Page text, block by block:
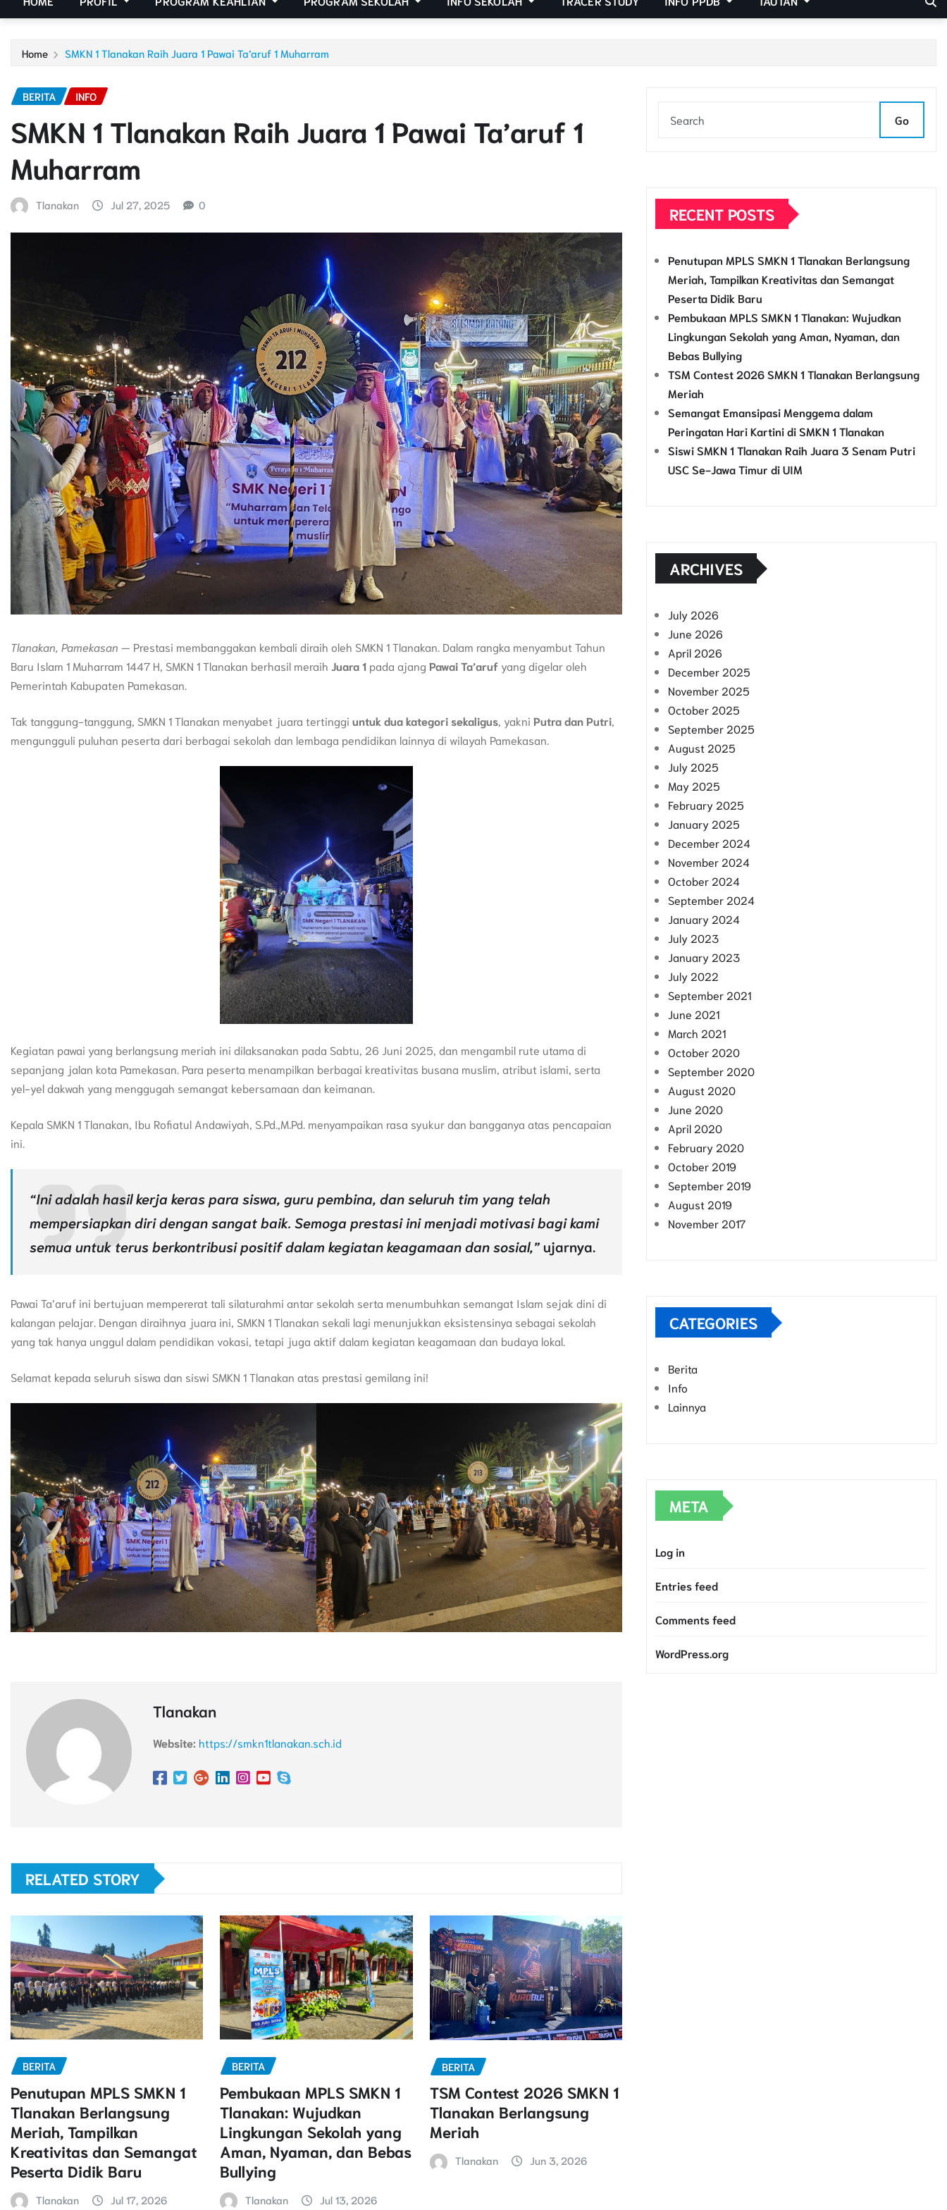
Home SMKN 1 Tlanakan Raih Juara 1 Pawai Ta’aruf 1 Muharram
BERITA INFO
SMKN 1 Tlanakan Raih Juara 1 Pawai Ta’aruf 1
Muharram
Tlanakan Jul 27, 2025 0
Tlanakan, Pamekasan — Prestasi membanggakan kembali diraih oleh SMKN 1 Tlanakan. Dalam rangka menyambut Tahun
Baru Islam 1 Muharram 1447 H, SMKN 1 Tlanakan berhasil meraih Juara 1 pada ajang Pawai Ta’aruf yang digelar oleh
Pemerintah Kabupaten Pamekasan.
Tak tanggung-tanggung, SMKN 1 Tlanakan menyabet juara tertinggi untuk dua kategori sekaligus, yakni Putra dan Putri,
mengungguli puluhan peserta dari berbagai sekolah dan lembaga pendidikan lainnya di wilayah Pamekasan.
Kegiatan pawai yang berlangsung meriah ini dilaksanakan pada Sabtu, 26 Juni 2025, dan mengambil rute utama di
sepanjang jalan kota Pamekasan. Para peserta menampilkan berbagai kreativitas busana muslim, atribut islami, serta
yel-yel dakwah yang menggugah semangat kebersamaan dan keimanan.
Kepala SMKN 1 Tlanakan, Ibu Rofiatul Andawiyah, S.Pd.,M.Pd. menyampaikan rasa syukur dan bangganya atas pencapaian
ini.
“Ini adalah hasil kerja keras para siswa, guru pembina, dan seluruh tim yang telah
mempersiapkan diri dengan sangat baik. Semoga prestasi ini menjadi motivasi bagi kami
semua untuk terus berkontribusi positif dalam kegiatan keagamaan dan sosial,” ujarnya.
Pawai Ta’aruf ini bertujuan mempererat tali silaturahmi antar sekolah serta menumbuhkan semangat Islam sejak dini di
kalangan pelajar. Dengan diraihnya juara ini, SMKN 1 Tlanakan sekali lagi menunjukkan eksistensinya sebagai sekolah
yang tak hanya unggul dalam pendidikan vokasi, tetapi juga aktif dalam kegiatan keagamaan dan budaya lokal.
Selamat kepada seluruh siswa dan siswi SMKN 1 Tlanakan atas prestasi gemilang ini!
Tlanakan
Website: https://smkn1tlanakan.sch.id
RELATED STORY
BERITA
Penutupan MPLS SMKN 1
Tlanakan Berlangsung
Meriah, Tampilkan
Kreativitas dan Semangat
Peserta Didik Baru
Tlanakan Jul 17, 2026
BERITA
Pembukaan MPLS SMKN 1
Tlanakan: Wujudkan
Lingkungan Sekolah yang
Aman, Nyaman, dan Bebas
Bullying
Tlanakan Jul 13, 2026
BERITA
TSM Contest 2026 SMKN 1
Tlanakan Berlangsung
Meriah
Tlanakan Jun 3, 2026
Go
RECENT POSTS
Penutupan MPLS SMKN 1 Tlanakan Berlangsung
Meriah, Tampilkan Kreativitas dan Semangat
Peserta Didik Baru
Pembukaan MPLS SMKN 1 Tlanakan: Wujudkan
Lingkungan Sekolah yang Aman, Nyaman, dan
Bebas Bullying
TSM Contest 2026 SMKN 1 Tlanakan Berlangsung
Meriah
Semangat Emansipasi Menggema dalam
Peringatan Hari Kartini di SMKN 1 Tlanakan
Siswi SMKN 1 Tlanakan Raih Juara 3 Senam Putri
USC Se-Jawa Timur di UIM
ARCHIVES
July 2026
June 2026
April 2026
December 2025
November 2025
October 2025
September 2025
August 2025
July 2025
May 2025
February 2025
January 2025
December 2024
November 2024
October 2024
September 2024
January 2024
July 2023
January 2023
July 2022
September 2021
June 2021
March 2021
October 2020
September 2020
August 2020
June 2020
April 2020
February 2020
October 2019
September 2019
August 2019
November 2017
CATEGORIES
Berita
Info
Lainnya
META
Log in
Entries feed
Comments feed
WordPress.org